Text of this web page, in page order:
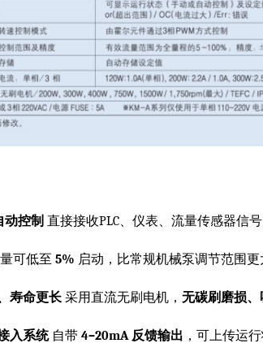
动控制 直接接收PLC、仪表、流量传感器信
可低至5% 启动，比常规机械泵调节范围
寿命更长 采用直流无刷电机，无碳刷磨损
入系统自带4–20mA 反馈输出 ，可上传运